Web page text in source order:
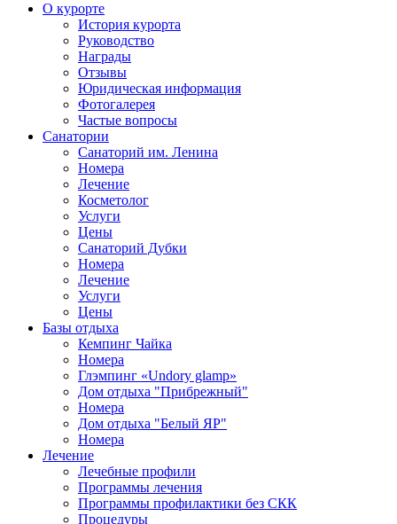
О курорте
История курорта
Руководство
Награды
Отзывы
Юридическая информация
Фотогалерея
Частые вопросы
Санатории
Санаторий им. Ленина
Номера
Лечение
Косметолог
Услуги
Цены
Санаторий Дубки
Номера
Лечение
Услуги
Цены
Базы отдыха
Кемпинг Чайка
Номера
Глэмпинг «Undory glamp»
Дом отдыха "Прибрежный"
Номера
Дом отдыха "Белый ЯР"
Номера
Лечение
Лечебные профили
Программы лечения
Программы профилактики без СКК
Процедуры